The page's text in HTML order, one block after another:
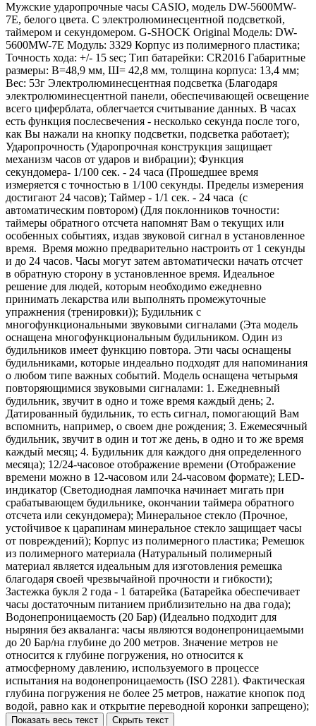
Мужские ударопрочные часы CASIO, модель DW-5600MW-
7E, белого цвета. С электролюминесцентной подсветкой,
таймером и секундомером. G-SHOCK Original Модель: DW-
5600MW-7E Модуль: 3329 Корпус из полимерного пластика;
Точность хода: +/- 15 sec; Тип батарейки: CR2016 Габаритные
размеры: В=48,9 мм, Ш= 42,8 мм, толщина корпуса: 13,4 мм;
Вес: 53г Электролюминесцентная подсветка (Благодаря
электролюминесцентной панели, обеспечивающей освещение
всего циферблата, облегчается считывание данных. В часах
есть функция послесвечения - несколько секунда после того,
как Вы нажали на кнопку подсветки, подсветка работает);
Ударопрочность (Ударопрочная конструкция защищает
механизм часов от ударов и вибрации); Функция
секундомера- 1/100 сек. - 24 часа (Прошедшее время
измеряется с точностью в 1/100 секунды. Пределы измерения
достигают 24 часов); Таймер - 1/1 сек. - 24 часа (с
автоматическим повтором) (Для поклонников точности:
таймеры обратного отсчета напомнят Вам о текущих или
особенных событиях, издав звуковой сигнал в установленное
время. Время можно предварительно настроить от 1 секунды
и до 24 часов. Часы могут затем автоматически начать отсчет
в обратную сторону в установленное время. Идеальное
решение для людей, которым необходимо ежедневно
принимать лекарства или выполнять промежуточные
упражнения (тренировки)); Будильник с
многофункциональными звуковыми сигналами (Эта модель
оснащена многофункциональным будильником. Один из
будильников имеет функцию повтора. Эти часы оснащены
будильниками, которые индеально подходят для напоминания
о любом типе важных событий. Модель оснащена четырьмя
повторяющимися звуковыми сигналами: 1. Ежедневный
будильник, звучит в одно и тоже время каждый день; 2.
Датированный будильник, то есть сигнал, помогающий Вам
вспомнить, например, о своем дне рождения; 3. Ежемесячный
будильник, звучит в один и тот же день, в одно и то же время
каждый месяц; 4. Будильник для каждого дня определенного
месяца); 12/24-часовое отображение времени (Отображение
времени можно в 12-часовом или 24-часовом формате); LED-
индикатор (Светодиодная лампочка начинает мигать при
срабатывающем будильнике, окончании таймера обратного
отсчета или секундомера); Минеральное стекло (Прочное,
устойчивое к царапинам минеральное стекло защищает часы
от повреждений); Корпус из полимерного пластика; Ремешок
из полимерного материала (Натуральный полимерный
материал является идеальным для изготовления ремешка
благодаря своей чрезвычайной прочности и гибкости);
Застежка букля 2 года - 1 батарейка (Батарейка обеспечивает
часы достаточным питанием приблизительно на два года);
Водонепроницаемость (20 Бар) (Идеально подходит для
ныряния без акваланга: часы являются водонепроницаемыми
до 20 Бар/на глубине до 200 метров. Значение метров не
относится к глубине погружения, но относится к
атмосферному давлению, используемого в процессе
испытания на водонепроницаемость (ISO 2281). Фактическая
глубина погружения не более 25 метров, нажатие кнопок под
водой, равно как и открытие переводной коронки запрещено);
Показать весь текст Скрыть текст